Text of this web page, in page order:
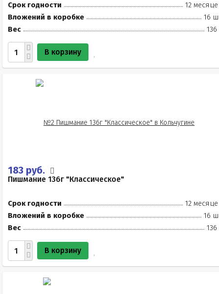
Срок годности
12
Вложений в коробке
16
Вес
136
В корзину
183 руб.
Пишмание 136г "Классическое"
Срок годности
12
Вложений в коробке
16
Вес
136
В корзину